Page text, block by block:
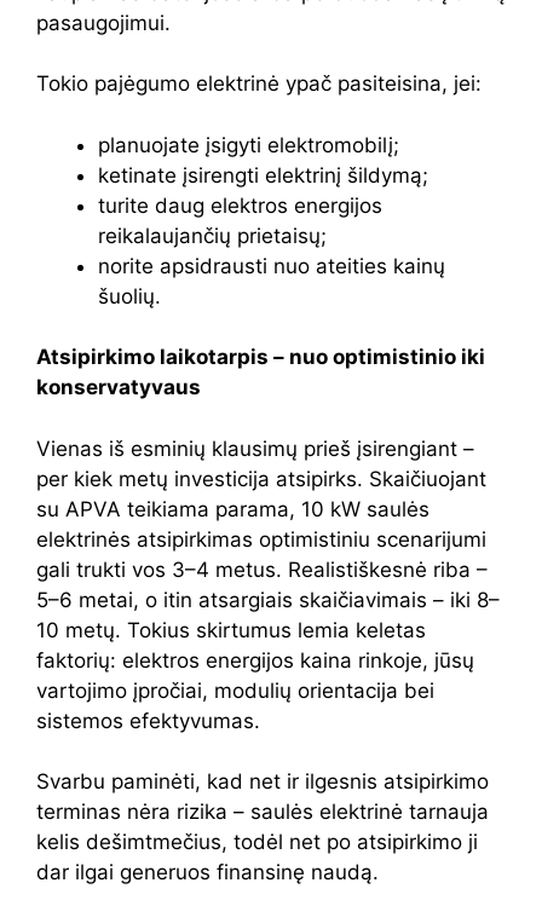
pasaugojimui.
Tokio pajėgumo elektrinė ypač pasiteisina, jei:
planuojate įsigyti elektromobilį;
ketinate įsirengti elektrinį šildymą;
turite daug elektros energijos
reikalaujančių prietaisų;
norite apsidrausti nuo ateities kainų
šuolių.
Atsipirkimo laikotarpis – nuo optimistinio iki
konservatyvaus
Vienas iš esminių klausimų prieš įsirengiant –
per kiek metų investicija atsipirks. Skaičiuojant
su APVA teikiama parama, 10 kW saulės
elektrinės atsipirkimas optimistiniu scenarijumi
gali trukti vos 3–4 metus. Realistiškesnė riba –
5–6 metai, o itin atsargiais skaičiavimais – iki 8–
10 metų. Tokius skirtumus lemia keletas
faktorių: elektros energijos kaina rinkoje, jūsų
vartojimo įpročiai, modulių orientacija bei
sistemos efektyvumas.
Svarbu paminėti, kad net ir ilgesnis atsipirkimo
terminas nėra rizika – saulės elektrinė tarnauja
kelis dešimtmečius, todėl net po atsipirkimo ji
dar ilgai generuos finansinę naudą.